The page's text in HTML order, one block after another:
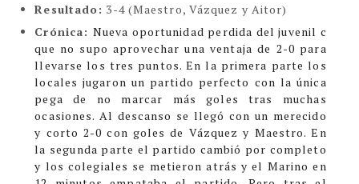
Resultado: 3-4 (Maestro, Vázquez y Aitor)
Crónica: Nueva oportunidad perdida del juvenil c
que no supo aprovechar una ventaja de 2-0 para
llevarse los tres puntos.En la primera parte los
locales jugaron un partido perfecto con la única
pega de no marcar más goles tras muchas
ocasiones. Al descanso se llegó con un merecido
y corto 2-0 con goles de Vázquez y Maestro.En
la segunda parte el partido cambió por completo
y los colegiales se metieron atrás y el Marino en